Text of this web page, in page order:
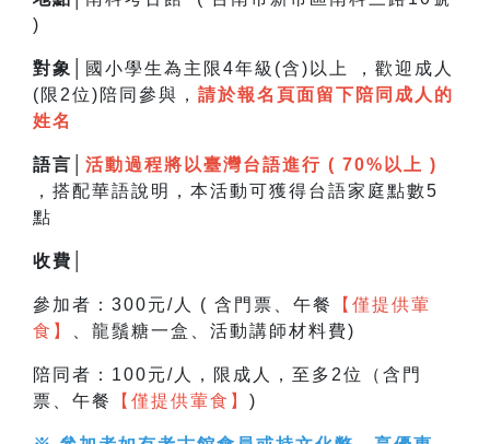
)
對象│ 國小學生為主限4年級(含)以上 ， 歡迎成人
(限2位)陪同參與， 請於報名頁面留下陪同成人的
姓名
語言│ 活動過程將以臺灣台語進行 ( 70%以上 )
，搭配華語說明， 本活動可獲得台語家庭點數5
點
收費│
參加者：300元/人 ( 含門票、午餐
【僅提供葷
食】
、龍鬚糖一盒、活動講師材料費)
陪同者：100元/人，限成人，至多2位（含門
票、午餐
【僅提供葷食】 )